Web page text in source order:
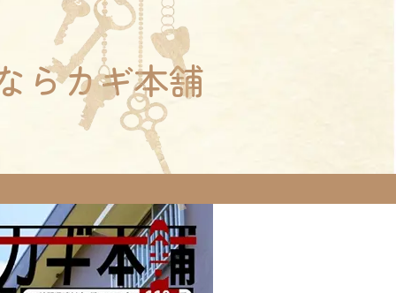
らカギ本舗